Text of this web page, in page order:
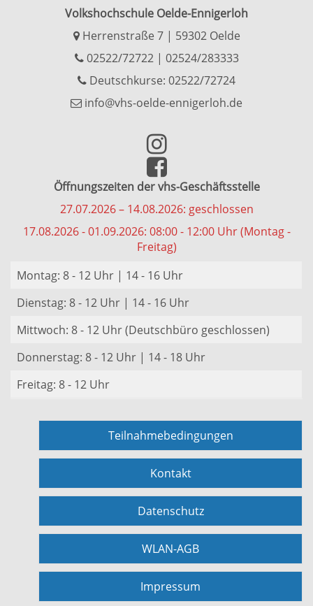
Volkshochschule Oelde-Ennigerloh
Herrenstraße 7 | 59302 Oelde
02522/72722| 02524/283333
Deutschkurse: 02522/72724
info@vhs-oelde-ennigerloh.de
Öffnungszeiten der vhs-Geschäftsstelle
27.07.2026 – 14.08.2026: geschlossen
17.08.2026 - 01.09.2026: 08:00 - 12:00 Uhr (Montag -
Freitag)
Montag: 8 - 12 Uhr | 14 - 16 Uhr
Dienstag: 8 - 12 Uhr | 14 - 16 Uhr
Mittwoch: 8 - 12 Uhr (Deutschbüro geschlossen)
Donnerstag: 8 - 12 Uhr | 14 - 18 Uhr
Freitag: 8 - 12 Uhr
Teilnahmebedingungen
Kontakt
Datenschutz
WLAN-AGB
Impressum